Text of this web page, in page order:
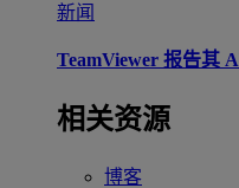
新闻
TeamViewer 报告其
相关资源
博客